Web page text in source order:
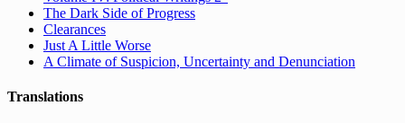
The Dark Side of Progress
Clearances
Just A Little Worse
A Climate of Suspicion, Uncertainty and Denunciation
Translations